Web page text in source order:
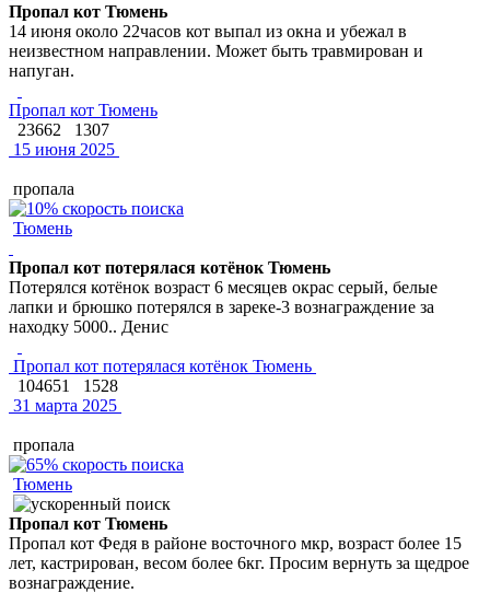
Пропал кот Тюмень
14 июня около 22часов кот выпал из окна и убежал в
неизвестном направлении. Может быть травмирован и
напуган.
Пропал кот Тюмень
23662
1307
15 июня 2025
пропала
Тюмень
Пропал кот потерялася котёнок Тюмень
Потерялся котёнок возраст 6 месяцев окрас серый, белые
лапки и брюшко потерялся в зареке-3 вознаграждение за
находку 5000.. Денис
Пропал кот потерялася котёнок Тюмень
104651
1528
31 марта 2025
пропала
Тюмень
Пропал кот Тюмень
Пропал кот Федя в районе восточного мкр, возраст более 15
лет, кастрирован, весом более 6кг. Просим вернуть за щедрое
вознаграждение.